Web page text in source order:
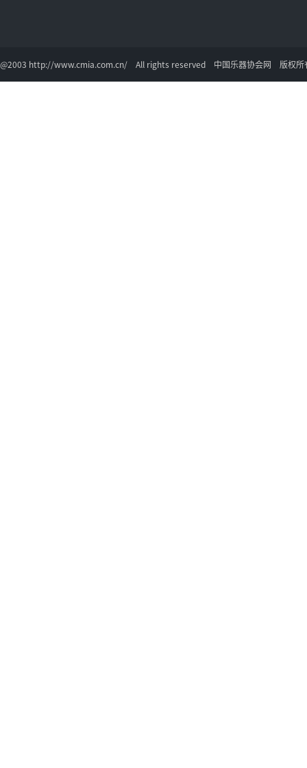
@2003 http://www.cmia.com.cn/ All rights reserved 中国乐器协会网 版权